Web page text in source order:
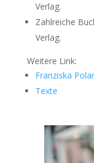
Verlag.
Zahlreiche
Verlag.
Weitere Link:
Franziska
Texte